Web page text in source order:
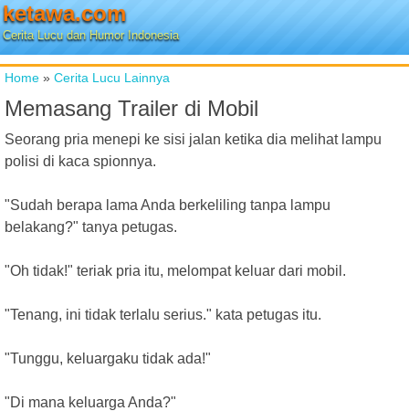
ketawa.com
Cerita Lucu dan Humor Indonesia
Home » Cerita Lucu Lainnya
Memasang Trailer di Mobil
Seorang pria menepi ke sisi jalan ketika dia melihat lampu
polisi di kaca spionnya.
"Sudah berapa lama Anda berkeliling tanpa lampu
belakang?" tanya petugas.
"Oh tidak!" teriak pria itu, melompat keluar dari mobil.
"Tenang, ini tidak terlalu serius." kata petugas itu.
"Tunggu, keluargaku tidak ada!"
"Di mana keluarga Anda?"